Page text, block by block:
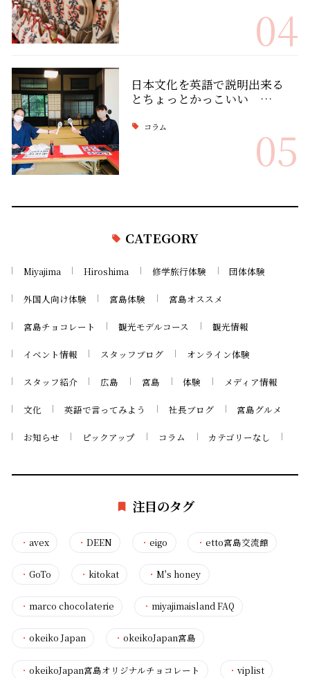
04
日本文化を英語で説明出来る
とちょっとかっこいい …
コラム 05
CATEGORY
Miyajima Hiroshima 修学旅行体験 団体体験
外国人向け体験 宮島体験 宮島オススメ
宮島チョコレート 観光モデルコース 観光情報
イベント情報 スタッフブログ オンライン体験
スタッフ紹介 広島 宮島 体験 メディア情報
文化 英語で言ってみよう 社長ブログ 宮島グルメ
お知らせ ピックアップ コラム カテゴリーなし
注目のタグ
・ avex ・DEEN ・eigo ・ etto宮島交流館
・ GoTo ・kitokat ・M's honey
・ marco chocolaterie ・miyajimaisland FAQ
・ okeiko Japan ・okeikoJapan宮島
・ okeikoJapan宮島オリジナルチョコレート ・viplist